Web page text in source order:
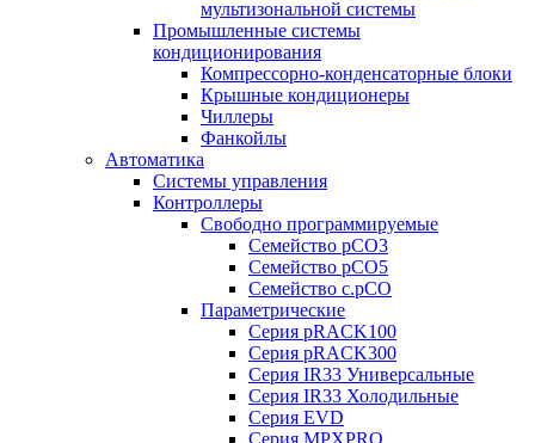
мультизональной системы
Промышленные системы
кондиционирования
Компрессорно-конденсаторные блоки
Крышные кондиционеры
Чиллеры
Фанкойлы
Автоматика
Системы управления
Контроллеры
Свободно программируемые
Семейство pCO3
Семейство pCO5
Семейство c.pCO
Параметрические
Серия pRACK100
Серия pRACK300
Серия IR33 Универсальные
Серия IR33 Холодильные
Серия EVD
Серия MPXPRO